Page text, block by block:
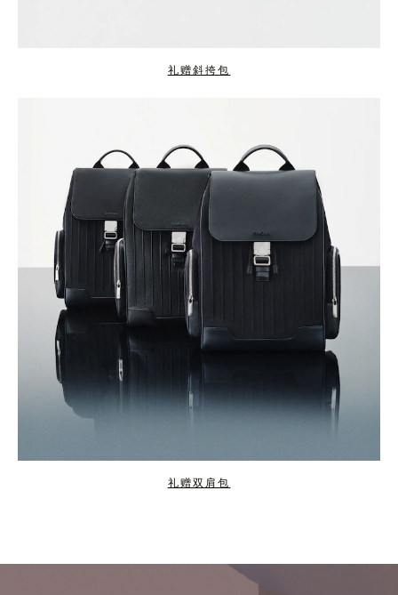
礼赠斜挎包
礼赠双肩包